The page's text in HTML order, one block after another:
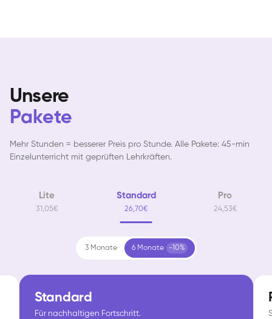
Unsere
Pakete
Mehr Stunden = besserer Preis pro Stunde. Alle Pakete: 45-min
Einzelunterricht mit geprüften Lehrkräften.
Lite
31,05€
Standard
26,70€
Pro
24,53€
3 Monate 6 Monate -10%
Standard
Für nachhaltigen Fortschritt.